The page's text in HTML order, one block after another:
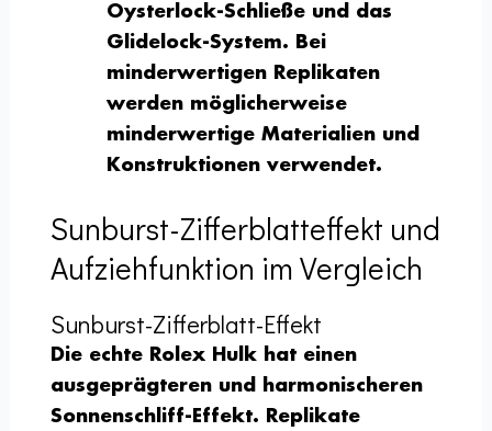
Oysterlock-Schließe und das
Glidelock-System. Bei
minderwertigen Replikaten
werden möglicherweise
minderwertige Materialien und
Konstruktionen verwendet.
Sunburst-Zifferblatteffekt und
Aufziehfunktion im Vergleich
Sunburst-Zifferblatt-Effekt
Die echte Rolex Hulk hat einen
ausgeprägteren und harmonischeren
Sonnenschliff-Effekt. Replikate